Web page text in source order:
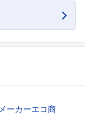
ーカーエコ商